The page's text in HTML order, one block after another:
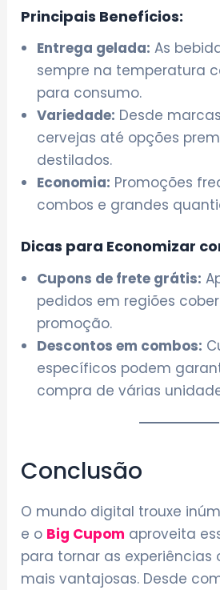
Principais Benefícios:
Entrega gelada: As
sempre na temperatura
para consumo.
Variedade: Desde
cervejas até opções
destilados.
Economia: Promoções
combos e grandes
Dicas para Economizar
Cupons de frete grátis:
pedidos em regiões
promoção.
Descontos em combos:
específicos podem
compra de várias
Conclusão
O mundo digital trouxe
e o Big Cupom aproveita
para tornar as experiências
mais vantajosas. Desde